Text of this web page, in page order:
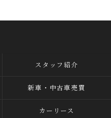
スタッフ紹介
新車・中古車売買
カーリース